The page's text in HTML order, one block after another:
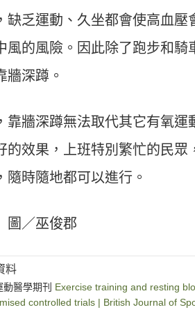
缺乏運動、久坐都會使高血
風的風險。因此除了跑步和
牆深蹲。
靠牆深蹲無法取代其它有氧
的效果，上班特別繁忙的民
隨時隨地都可以進行。
／巫俊郡
醫學期刊 Exercise training and resting
controlled trials | British Journal of